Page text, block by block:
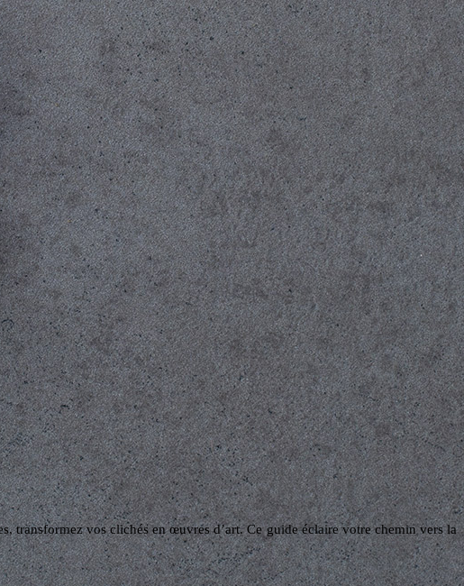
transformez vos clichés en œuvres d’art. Ce guide éclaire votre chemin vers la